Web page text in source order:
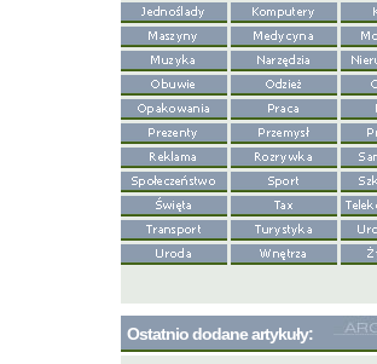
Ostatnio dodane artykuły: